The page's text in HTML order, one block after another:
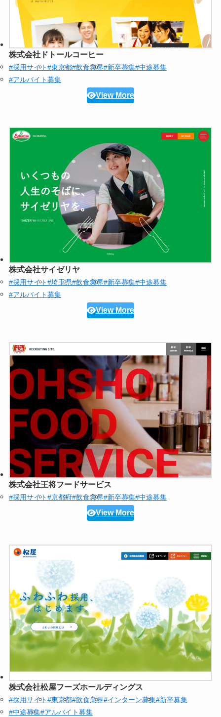
株式会社ドトールコーヒー
#採用サイト#東京都#飲食業界#新卒募集#中途募集
#アルバイト募集
View More
株式会社サイゼリヤ
#採用サイト#埼玉県#飲食業界#新卒募集#中途募集
#アルバイト募集
View More
株式会社王将フードサービス
#採用サイト#京都府#飲食業界#新卒募集#中途募集
View More
株式会社松屋フーズホールディングス
#採用サイト#東京都#飲食業界#インターン募集#新卒募集
#中途募集#アルバイト募集